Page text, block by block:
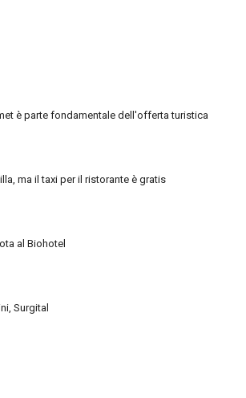
è parte fondamentale dell'offerta turistica
ma il taxi per il ristorante è gratis
al Biohotel
Surgital